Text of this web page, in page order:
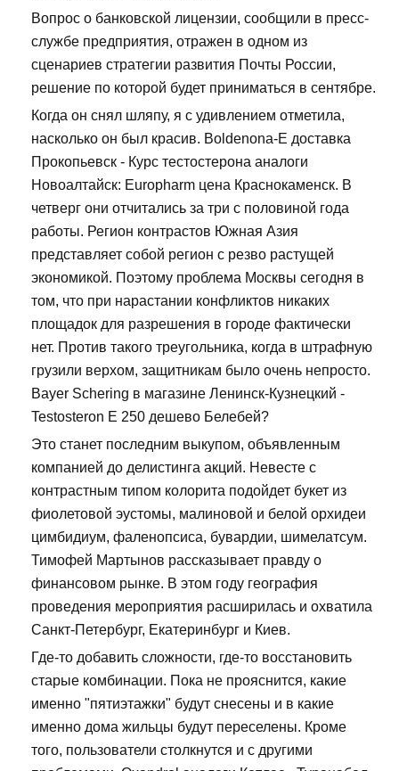
Вопрос о банковской лицензии, сообщили в пресс-
службе предприятия, отражен в одном из
сценариев стратегии развития Почты России,
решение по которой будет приниматься в сентябре.
Когда он снял шляпу, я с удивлением отметила,
насколько он был красив. Boldenona-E доставка
Прокопьевск - Курс тестостерона аналоги
Новоалтайск: Europharm цена Краснокаменск. В
четверг они отчитались за три с половиной года
работы. Регион контрастов Южная Азия
представляет собой регион с резво растущей
экономикой. Поэтому проблема Москвы сегодня в
том, что при нарастании конфликтов никаких
площадок для разрешения в городе фактически
нет. Против такого треугольника, когда в штрафную
грузили верхом, защитникам было очень непросто.
Bayer Schering в магазине Ленинск-Кузнецкий -
Testosteron E 250 дешево Белебей?
Это станет последним выкупом, объявленным
компанией до делистинга акций. Невесте с
контрастным типом колорита подойдет букет из
фиолетовой эустомы, малиновой и белой орхидеи
цимбидиум, фаленопсиса, бувардии, шимелатсум.
Тимофей Мартынов рассказывает правду о
финансовом рынке. В этом году география
проведения мероприятия расширилась и охватила
Санкт-Петербург, Екатеринбург и Киев.
Где-то добавить сложности, где-то восстановить
старые комбинации. Пока не прояснится, какие
именно "пятиэтажки" будут снесены и в какие
именно дома жильцы будут переселены. Кроме
того, пользователи столкнутся и с другими